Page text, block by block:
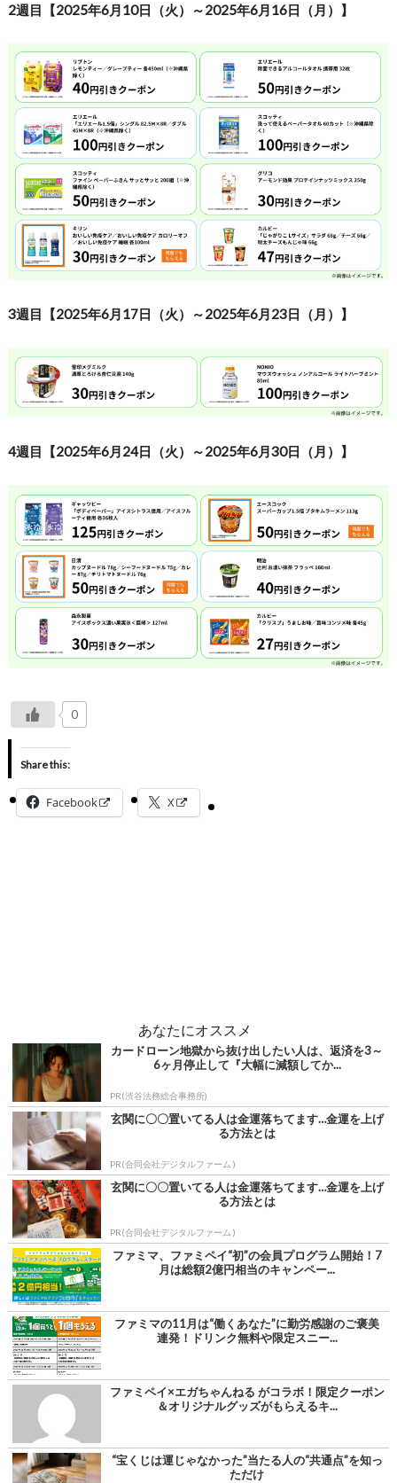
2週目【2025年6月10日（火）～2025年6月16日（月）】
3週目【2025年6月17日（火）～2025年6月23日（月）】
4週目【2025年6月24日（火）～2025年6月30日（月）】
0
Share this:
Facebook X
あなたにオススメ
カードローン地獄から抜け出したい人は、返済を3～
6ヶ月停止して『大幅に減額してか...
PR(渋谷法務総合事務所)
玄関に〇〇置いてる人は金運落ちてます…金運を上げ
る方法とは
PR(合同会社デジタルファーム )
玄関に〇〇置いてる人は金運落ちてます…金運を上げ
る方法とは
PR(合同会社デジタルファーム )
ファミマ、ファミペイ“初”の会員プログラム開始！7
月は総額2億円相当のキャンペー...
ファミマの11月は“働くあなた”に勤労感謝のご褒美
連発！ドリンク無料や限定スニー...
ファミペイ×エガちゃんねる がコラボ！限定クーポン
＆オリジナルグッズがもらえるキ...
“宝くじは運じゃなかった”当たる人の“共通点”を知っ
ただけ